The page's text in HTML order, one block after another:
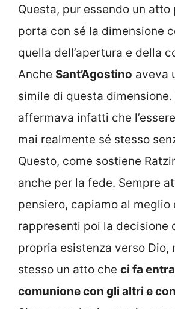
Questa, pur essendo un atto
porta con sé la dimensione
quella dell’apertura e della
Anche Sant’Agostino aveva
simile di questa dimensione.
affermava infatti che
mai realmente sé stesso
Questo, come sostiene
anche per la fede. Sempre
pensiero, capiamo al meglio
rappresenti poi la decisione
propria esistenza verso Dio,
stesso un atto che ci fa
comunione con gli altri e